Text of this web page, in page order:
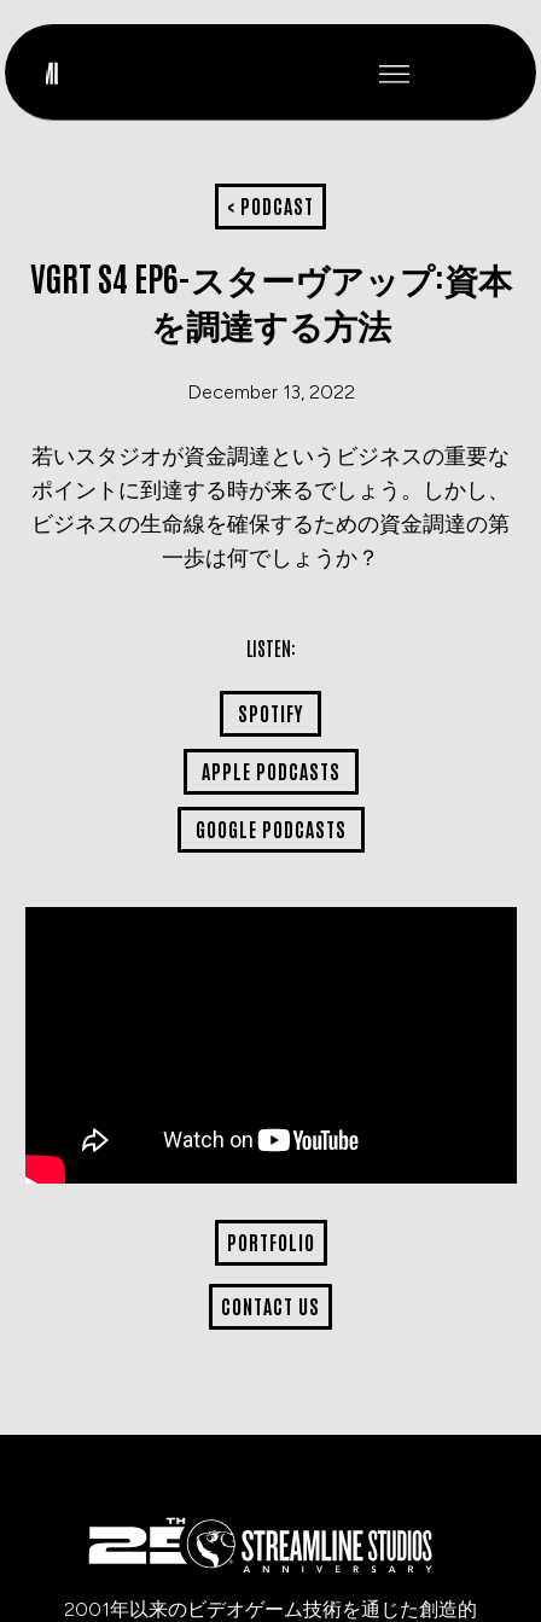
< PODCAST
VGRT S4 EP6-スターヴアップ:資本
を調達する方法
December 13, 2022
若いスタジオが資金調達というビジネスの重要な
ポイントに到達する時が来るでしょう。しかし、
ビジネスの生命線を確保するための資金調達の第
一歩は何でしょうか？
LISTEN:
SPOTIFY
APPLE PODCASTS
GOOGLE PODCASTS
PORTFOLIO
CONTACT US
2001年以来のビデオゲーム技術を通じた創造的